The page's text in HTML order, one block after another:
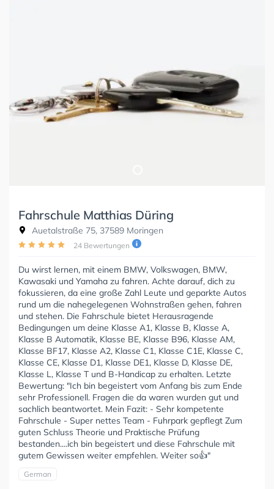
Fahrschule Matthias Düring
Auetalstraße 75, 37589 Moringen
24 Bewertungen
Du wirst lernen, mit einem BMW, Volkswagen, BMW,
Kawasaki und Yamaha zu fahren. Achte darauf, dich zu
fokussieren, da eine große Zahl Leute und geparkte Autos
rund um die nahegelegenen Wohnstraßen gehen, fahren
und stehen. Die Fahrschule bietet Herausragende
Bedingungen um deine Klasse A1, Klasse B, Klasse A,
Klasse B Automatik, Klasse BE, Klasse B96, Klasse AM,
Klasse BF17, Klasse A2, Klasse C1, Klasse C1E, Klasse C,
Klasse CE, Klasse D1, Klasse DE1, Klasse D, Klasse DE,
Klasse L, Klasse T und B-Handicap zu erhalten. Letzte
Bewertung: "Ich bin begeistert vom Anfang bis zum Ende
sehr Professionell. Fragen die da waren wurden gut und
sachlich beantwortet. Mein Fazit: - Sehr kompetente
Fahrschule - Super nettes Team - Fuhrpark gepflegt Zum
guten Schluss Theorie und Praktische Prüfung
bestanden....ich bin begeistert und diese Fahrschule mit
gutem Gewissen weiter empfehlen. Weiter so👍"
German